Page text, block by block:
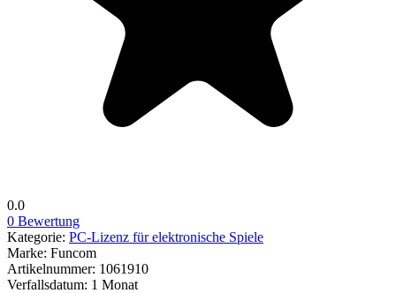
0.0
0 Bewertung
Kategorie: PC-Lizenz für elektronische Spiele
Marke: Funcom
Artikelnummer: 1061910
Verfallsdatum: 1 Monat